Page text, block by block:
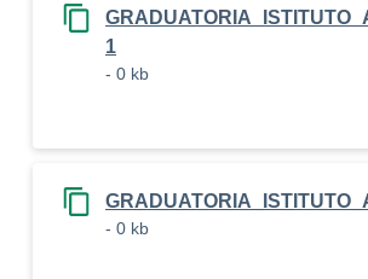
1
- 0 kb
- 0 kb